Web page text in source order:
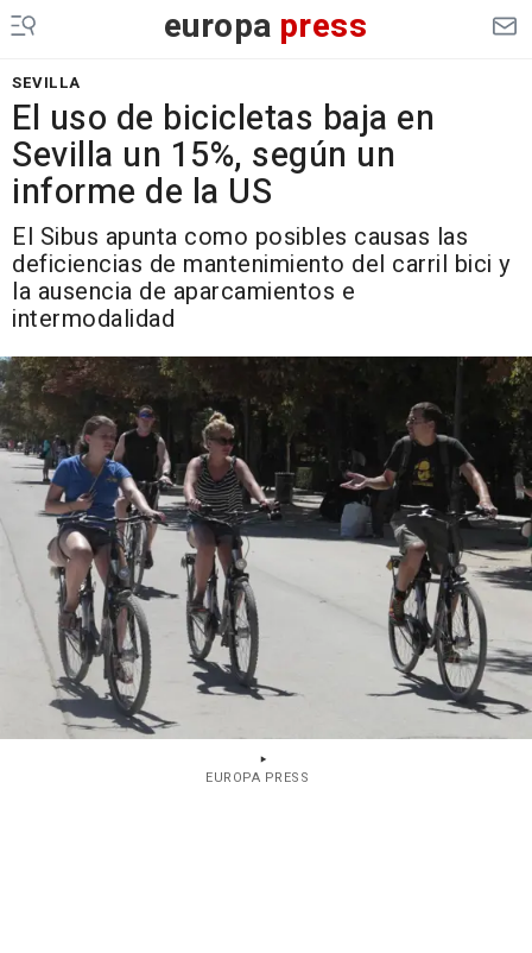
europa press
SEVILLA
El uso de bicicletas baja en
Sevilla un 15%, según un
informe de la US
El Sibus apunta como posibles causas las
deficiencias de mantenimiento del carril bici y
la ausencia de aparcamientos e
intermodalidad
EUROPA PRESS